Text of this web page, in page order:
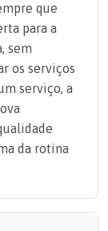
que
para a
sem
os serviços
serviço, a
da rotina